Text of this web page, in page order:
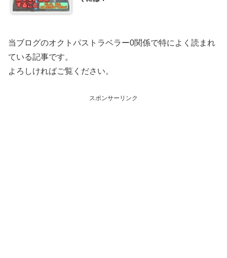
当ブログのオクトパストラベラー0関係で特によく読まれ
ている記事です。
よろしければご覧ください。
スポンサーリンク